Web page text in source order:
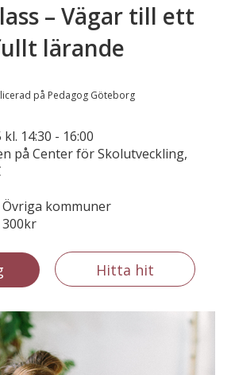
– Vägar till ett
lärande
på Pedagog Göteborg
14:30 - 16:00
på Center för Skolutveckling,
Övriga kommuner
300kr
Hitta hit